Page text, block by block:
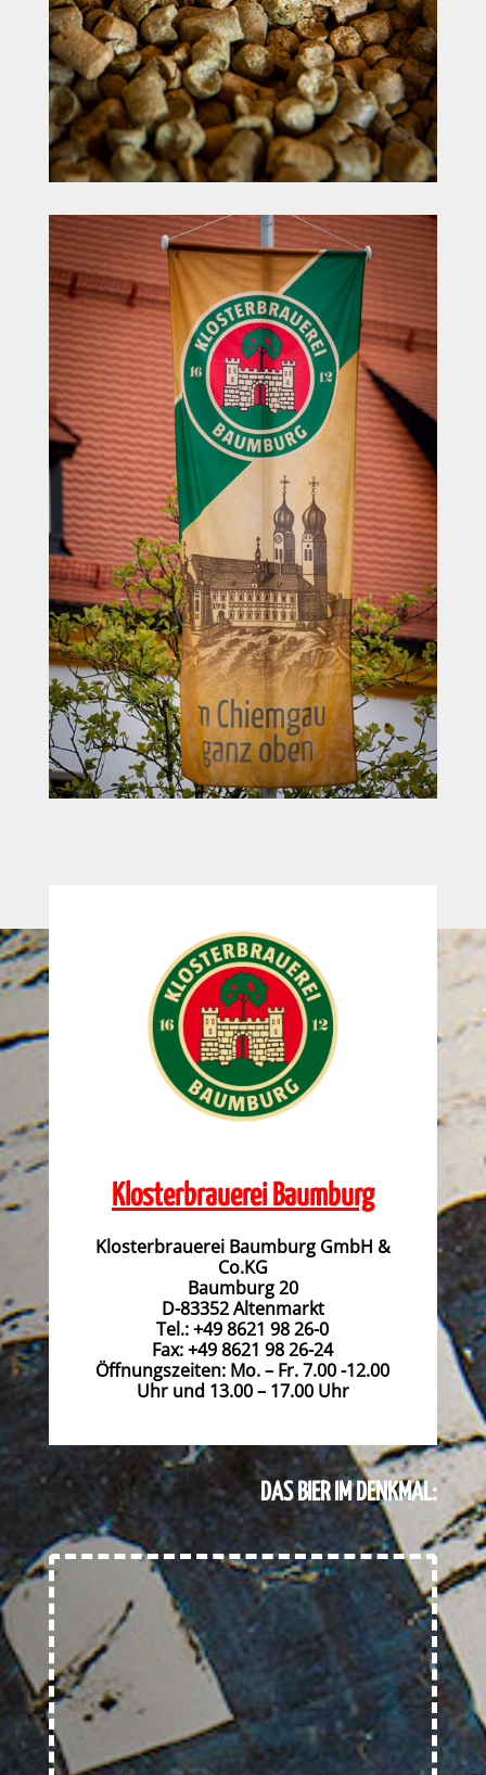
Klosterbrauerei Baumburg
Klosterbrauerei Baumburg GmbH &
Co.KG
Baumburg 20
D-83352 Altenmarkt
Tel.: +49 8621 98 26-0
Fax: +49 8621 98 26-24
Öffnungszeiten: Mo. – Fr. 7.00 -12.00
Uhr und 13.00 – 17.00 Uhr
DAS BIER IM DENKMAL: